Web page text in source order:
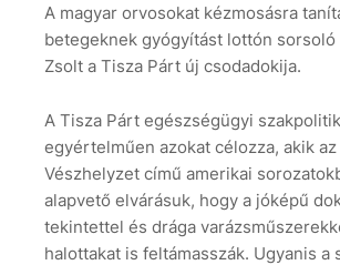
A magyar orvosokat kézmosásra
betegeknek gyógyítást lottón sorsoló
Zsolt a Tisza Párt új csodadokija.
A Tisza Párt egészségügyi
egyértelműen azokat célozza, akik
Vészhelyzet című amerikai
alapvető elvárásuk, hogy a jóképű
tekintettel és drága
halottakat is feltámasszák. Ugyanis a